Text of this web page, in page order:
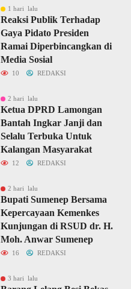
1 hari lalu
Reaksi Publik Terhadap
Gaya Pidato Presiden
Ramai Diperbincangkan di
Media Sosial
10 REDAKSI
2 hari lalu
Ketua DPRD Lamongan
Bantah Ingkar Janji dan
Selalu Terbuka Untuk
Kalangan Masyarakat
12 REDAKSI
2 hari lalu
Bupati Sumenep Bersama
Kepercayaan Kemenkes
Kunjungan di RSUD dr. H.
Moh. Anwar Sumenep
16 REDAKSI
3 hari lalu